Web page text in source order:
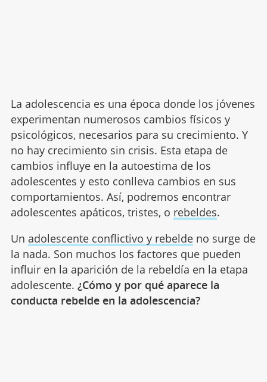
La adolescencia es una época donde los jóvenes
experimentan numerosos cambios físicos y
psicológicos, necesarios para su crecimiento. Y
no hay crecimiento sin crisis. Esta etapa de
cambios influye en la autoestima de los
adolescentes y esto conlleva cambios en sus
comportamientos. Así, podremos encontrar
adolescentes apáticos, tristes, o rebeldes.
Un adolescente conflictivo y rebeldeno surge de
la nada. Son muchos los factores que pueden
influir en la aparición de la rebeldía en la etapa
adolescente. ¿Cómo y por qué aparece la
conducta rebelde en la adolescencia?